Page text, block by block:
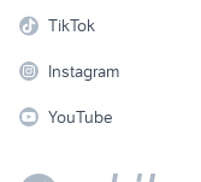
TikTok
Instagram
YouTube